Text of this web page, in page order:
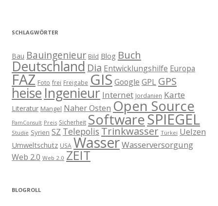
SCHLAGWÖRTER
Bau Bauingenieur Bild Blog Buch
Deutschland Dia Entwicklungshilfe Europa
FAZ Foto frei Freigabe GIS Google GPL GPS
heise Ingenieur Internet Jordanien Karte
Literatur Mangel Naher Osten Open Source
PamConsult Preis Sicherheit SoftwareSPIEGEL
Studie Syrien SZ Telepolis Trinkwasser Türkei Uelzen
Umweltschutz USA WasserWasserversorgung
Web 2.0 Web 2.0 ZEIT
BLOGROLL